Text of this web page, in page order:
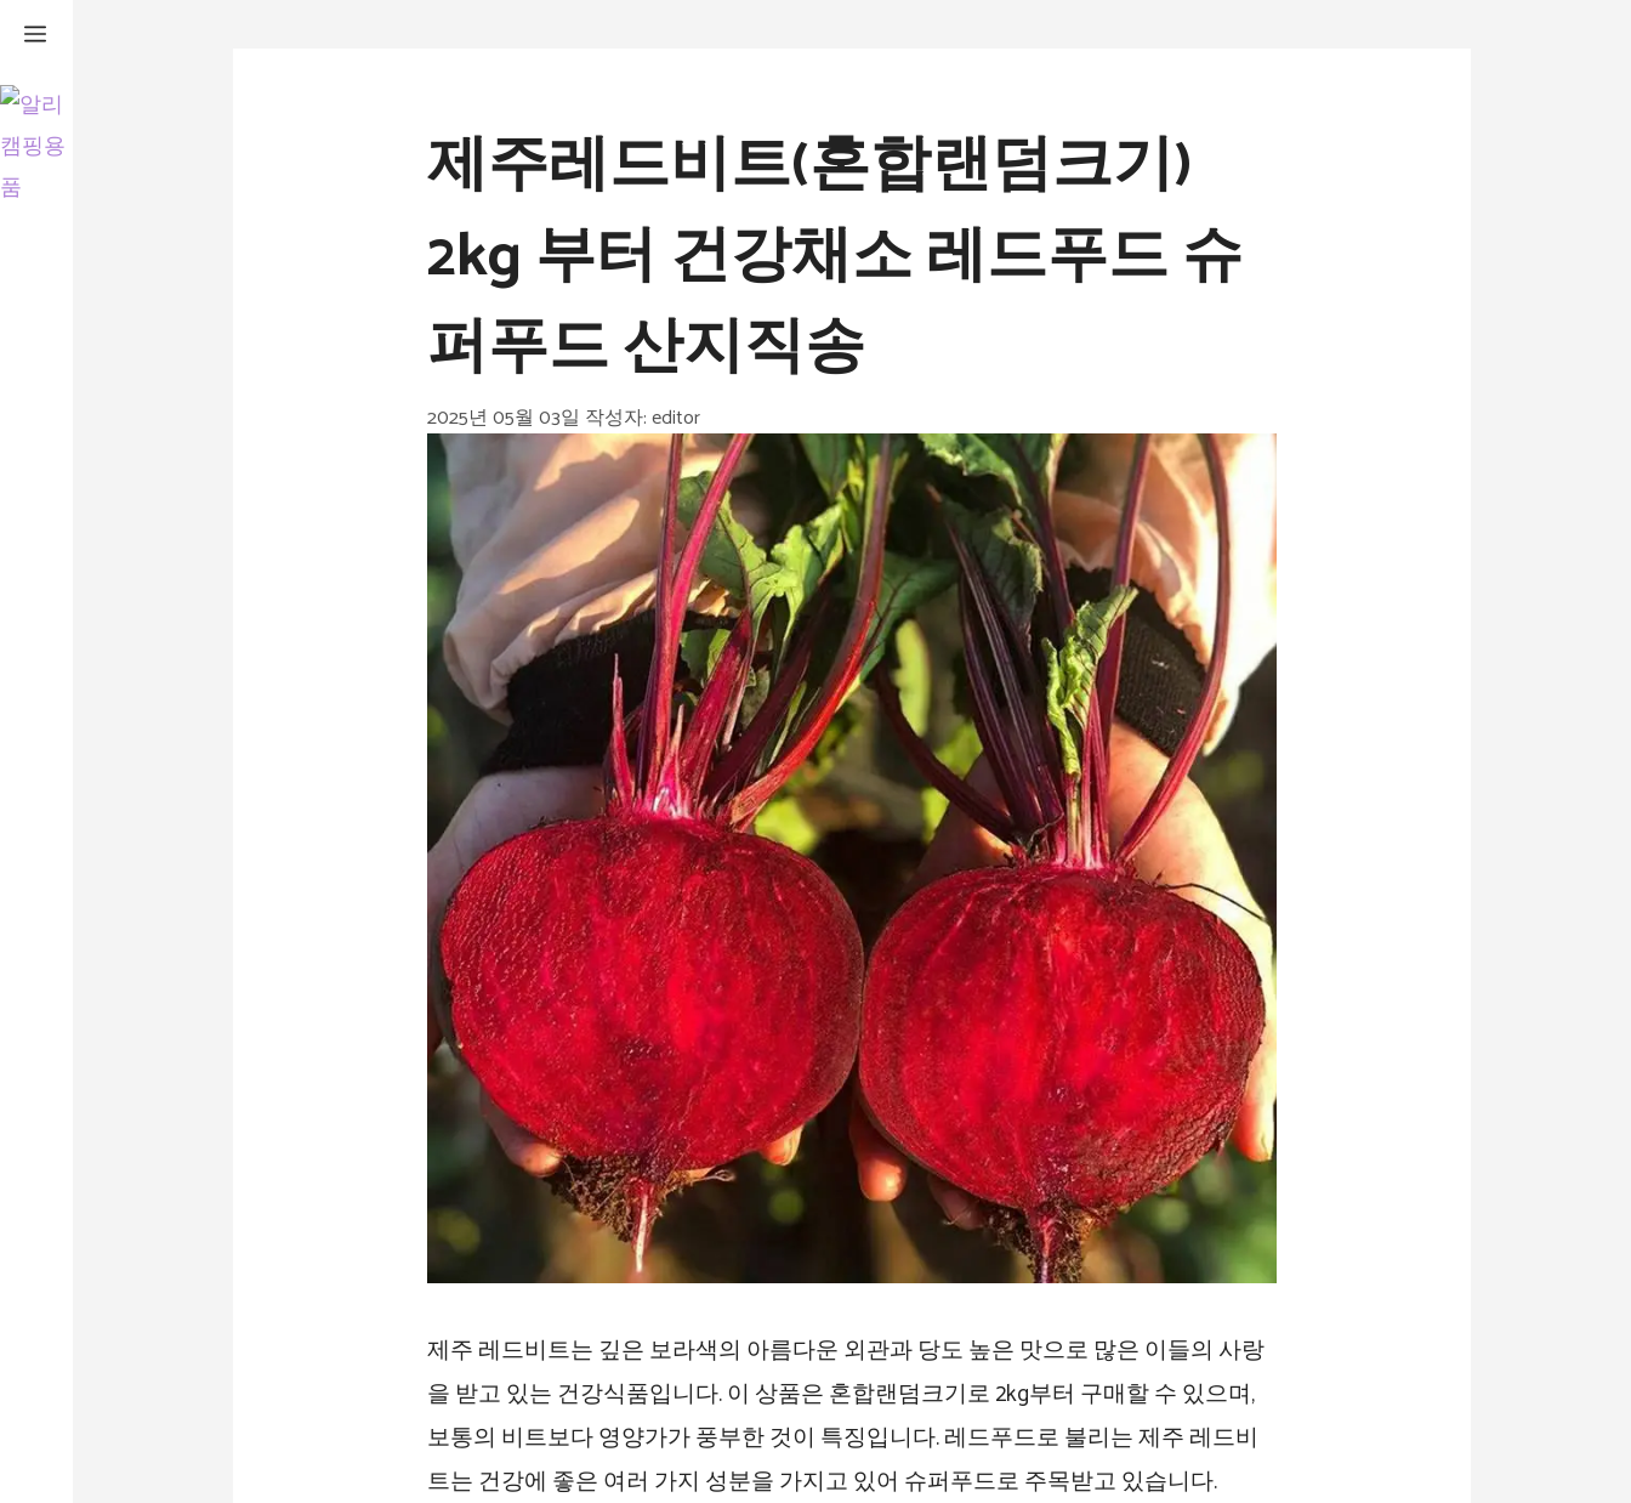
제주레드비트(혼합랜덤크기)
2kg 부터 건강채소 레드푸드 슈
퍼푸드 산지직송
2025년 05월 03일 작성자:editor
제주 레드비트는 깊은 보라색의 아름다운 외관과 당도 높은 맛으로 많은 이들의 사랑
을 받고 있는 건강식품입니다. 이 상품은 혼합랜덤크기로 2kg부터 구매할 수 있으며,
보통의 비트보다 영양가가 풍부한 것이 특징입니다. 레드푸드로 불리는 제주 레드비
트는 건강에 좋은 여러 가지 성분을 가지고 있어 슈퍼푸드로 주목받고 있습니다.